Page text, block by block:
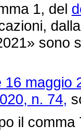
1, del
sono
16 maggio
n. 74,
il comma